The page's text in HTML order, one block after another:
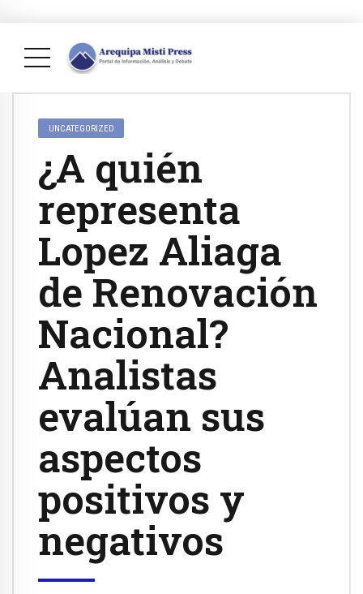
UNCATEGORIZED
¿A quién
representa
Lopez Aliaga
de Renovación
Nacional?
Analistas
evalúan sus
aspectos
positivos y
negativos